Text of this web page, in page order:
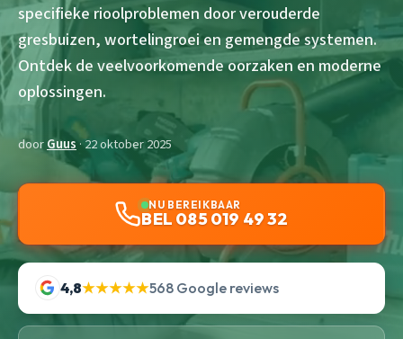
specifieke rioolproblemen door verouderde
gresbuizen, wortelingroei en gemengde systemen.
Ontdek de veelvoorkomende oorzaken en moderne
oplossingen.
doorGuus· 22 oktober 2025
NU BEREIKBAAR
BEL 085 019 49 32
4,8★★★★★568 Google reviews